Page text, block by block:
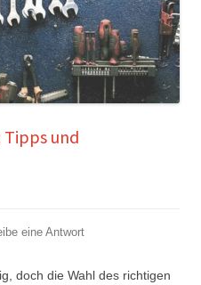
Tipps und
eine Antwort
doch die Wahl des richtigen